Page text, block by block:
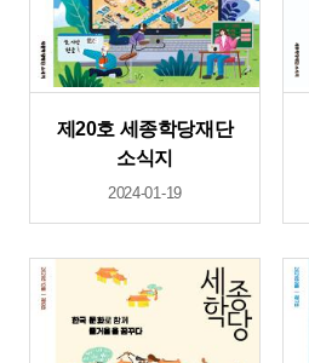
제20호 세종학당재단
소식지
2024-01-19